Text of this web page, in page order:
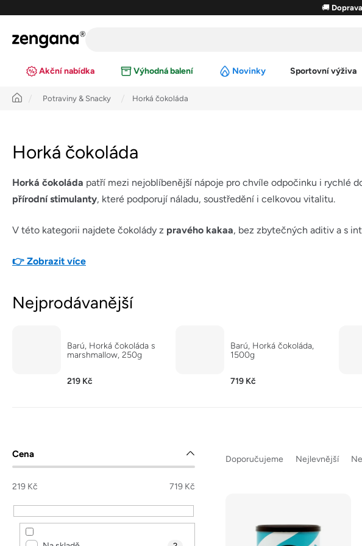
obsah
🚚
Akční nabídka Výhodná balení Novinky Sportovní výživa
Úvod Potraviny & Snacky Horká čokoláda
Horká čokoláda
Horká čokoláda patří mezi nejoblíbenější nápoje pro chvíle odpočinku i rychlé
přírodní stimulanty, které podporují náladu, soustředění i celkovou vitalitu.
V této kategorii najdete čokolády z pravého kakaa, bez zbytečných aditiv a s
👉 Zobrazit více
Nejprodávanější
Barú, Horká čokoláda s
marshmallow, 250g
219 Kč
Barú, Horká čokoláda,
1500g
719 Kč
P
o
s
t
r
Cena
219 Kč 719 Kč
aDoporučujeme Nejlevnější